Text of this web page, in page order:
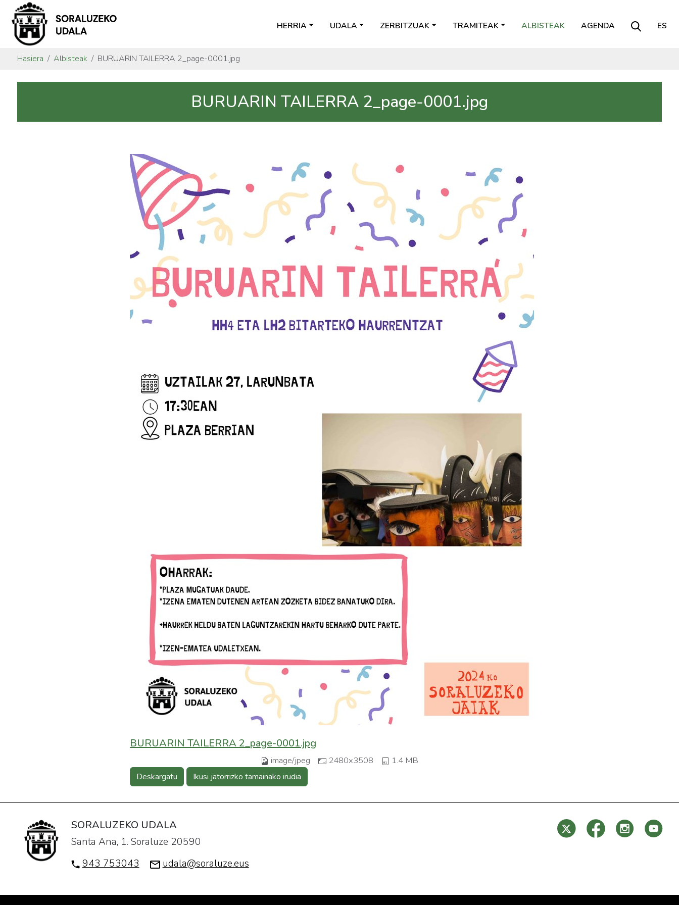
HERRIA UDALA ZERBITZUAK TRAMITEAK ALBISTEAK AGENDA ES
Hasiera Albisteak BURUARIN TAILERRA 2_page-0001.jpg
BURUARIN TAILERRA 2_page-0001.jpg
BURUARIN TAILERRA 2_page-0001.jpg
image/jpeg 2480x3508 1.4 MB
Deskargatu Ikusi jatorrizko tamainako irudia
SORALUZEKO UDALA
Santa Ana, 1. Soraluze 20590
943 753043
udala@soraluze.eus